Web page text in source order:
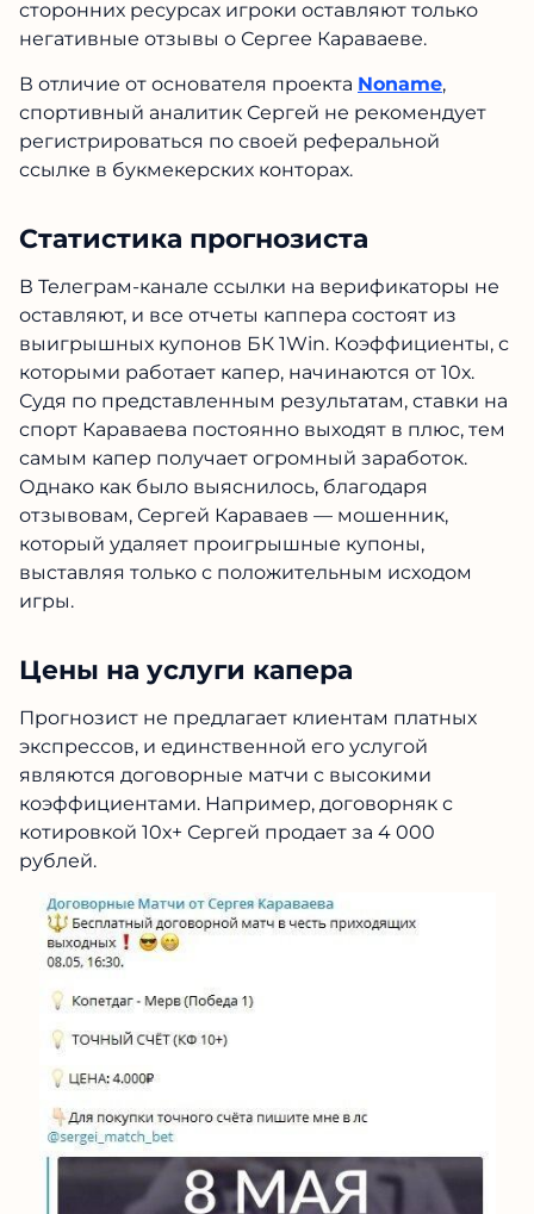
сторонних ресурсах игроки оставляют только
негативные отзывы о Сергее Караваеве.
В отличие от основателя проекта Noname,
спортивный аналитик Сергей не рекомендует
регистрироваться по своей реферальной
ссылке в букмекерских конторах.
Статистика прогнозиста
В Телеграм-канале ссылки на верификаторы не
оставляют, и все отчеты каппера состоят из
выигрышных купонов БК 1Win. Коэффициенты, с
которыми работает капер, начинаются от 10х.
Судя по представленным результатам, ставки на
спорт Караваева постоянно выходят в плюс, тем
самым капер получает огромный заработок.
Однако как было выяснилось, благодаря
отзывовам, Сергей Караваев — мошенник,
который удаляет проигрышные купоны,
выставляя только с положительным исходом
игры.
Цены на услуги капера
Прогнозист не предлагает клиентам платных
экспрессов, и единственной его услугой
являются договорные матчи с высокими
коэффициентами. Например, договорняк с
котировкой 10х+ Сергей продает за 4 000
рублей.